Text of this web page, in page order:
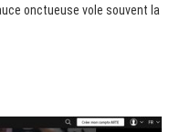
onctueuse vole souvent la